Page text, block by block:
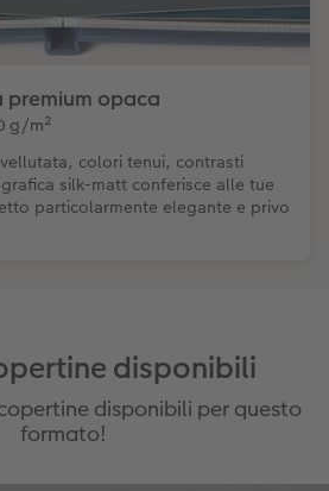
opaca
g/m²
colori tenui, contrasti
silk-matt conferisce alle tue
particolarmente elegante e privo
disponibili
disponibili per questo
formato!